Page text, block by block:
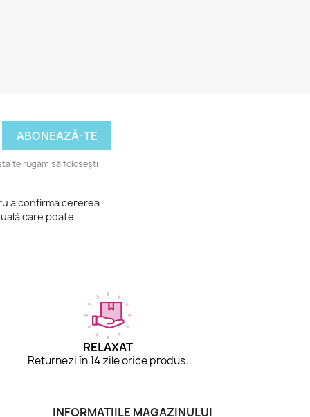
te rugăm să folosești
a confirma cererea
care poate
RELAXAT
Returnezi în 14 zile orice produs.
INFORMAȚIILE MAGAZINULUI